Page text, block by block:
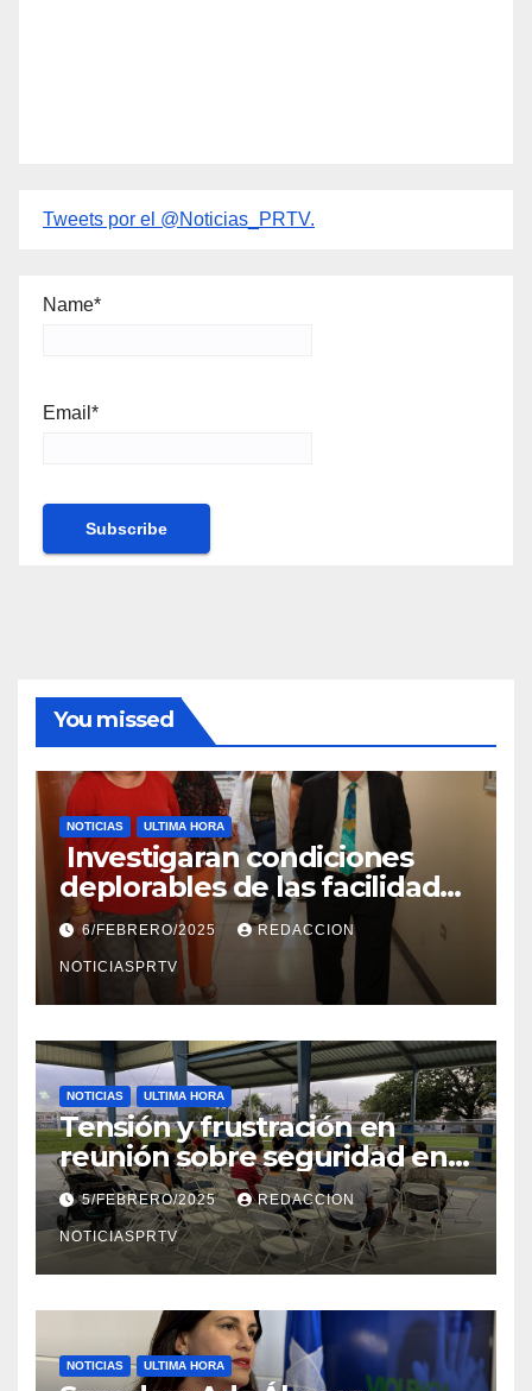
Tweets por el @Noticias_PRTV.
Name*
Email*
You missed
NOTICIAS ULTIMA HORA
Investigaran condiciones
deplorables de las facilidades
el Departamento de la Salud
en Mayagüez
6/FEBRERO/2025 REDACCION
NOTICIASPRTV
NOTICIAS ULTIMA HORA
Tensión y frustración en
reunión sobre seguridad en
Reparto Metropolitano
5/FEBRERO/2025 REDACCION
NOTICIASPRTV
NOTICIAS ULTIMA HORA